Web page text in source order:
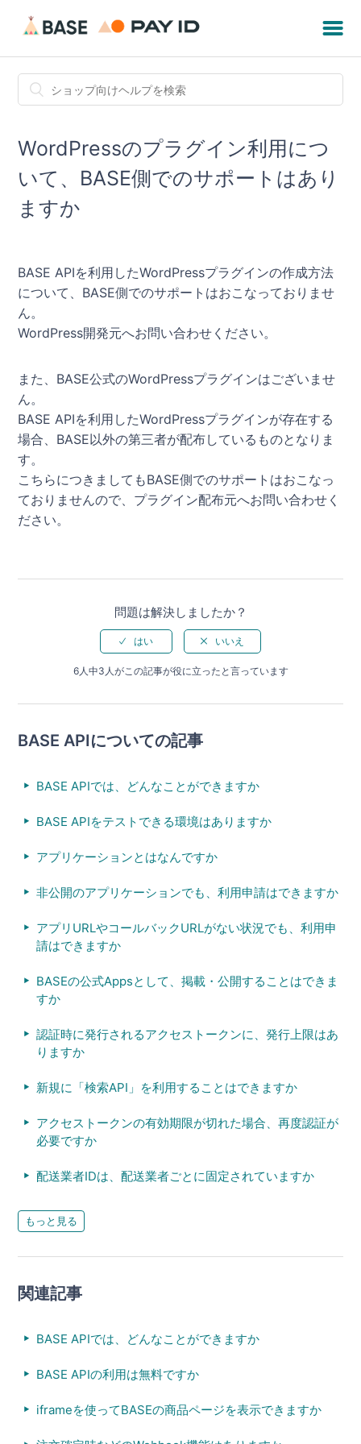
WordPressのプラグイン利用につ
いて、BASE側でのサポートはあり
ますか
BASE APIを利用したWordPressプラグインの作成方法
について、BASE側でのサポートはおこなっておりませ
ん。
WordPress開発元へお問い合わせ ください。
また、BASE公式のWordPressプラグインはございませ
ん。
BASE APIを利用したWordPressプラグインが存在する
場合、BASE以外の第三者が配布しているものとなりま
す。
こちらにつきましてもBASE側でのサポートはおこなっ
ておりませんので、プラグイン配布元へお問い合わせく
ださい。
問題は解決しましたか？
6人中3人がこの記事が役に立ったと言っています
BASE APIについての記事
BASE APIでは、どんなことができますか
BASE APIをテストできる環境はありますか
アプリケーションとはなんですか
非公開のアプリケーションでも、利用申請はできますか
アプリURLやコールバックURLがない状況でも、利用申
請はできますか
BASEの公式Appsとして、掲載・公開することはできま
すか
認証時に発行されるアクセストークンに、発行上限はあ
りますか
新規に「検索API」を利用することはできますか
アクセストークンの有効期限が切れた場合、再度認証が
必要ですか
配送業者IDは、配送業者ごとに固定されていますか
もっと見る
関連記事
BASE APIでは、どんなことができますか
BASE APIの利用は無料ですか
iframeを使ってBASEの商品ページを表示できますか